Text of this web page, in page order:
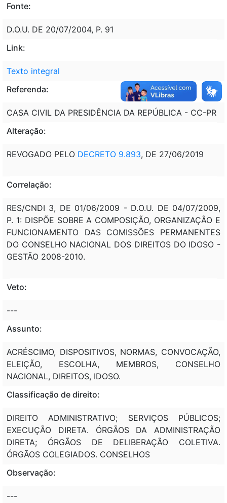
Fonte:
D.O.U. DE 20/07/2004, P. 91
Link:
Texto integral
Referenda:
CASA CIVIL DA PRESIDÊNCIA DA REPÚBLICA - CC-PR
Alteração:
REVOGADO PELO DECRETO 9.893, DE 27/06/2019
Correlação:
RES/CNDI 3, DE 01/06/2009 - D.O.U. DE 04/07/2009,
P. 1: DISPÕE SOBRE A COMPOSIÇÃO, ORGANIZAÇÃO E
FUNCIONAMENTO DAS COMISSÕES PERMANENTES
DO CONSELHO NACIONAL DOS DIREITOS DO IDOSO -
GESTÃO 2008-2010.
Veto:
---
Assunto:
ACRÉSCIMO, DISPOSITIVOS, NORMAS, CONVOCAÇÃO,
ELEIÇÃO, ESCOLHA, MEMBROS, CONSELHO
NACIONAL, DIREITOS, IDOSO.
Classificação de direito:
DIREITO ADMINISTRATIVO; SERVIÇOS PÚBLICOS;
EXECUÇÃO DIRETA. ÓRGÃOS DA ADMINISTRAÇÃO
DIRETA; ÓRGÃOS DE DELIBERAÇÃO COLETIVA.
ÓRGÃOS COLEGIADOS. CONSELHOS
Observação:
---